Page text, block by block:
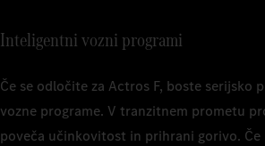
Inteligentni vozni programi
Če se odločite za Actros F, boste serijsko
vozne programe. V tranzitnem prometu
poveča učinkovitost in prihrani gorivo. Če